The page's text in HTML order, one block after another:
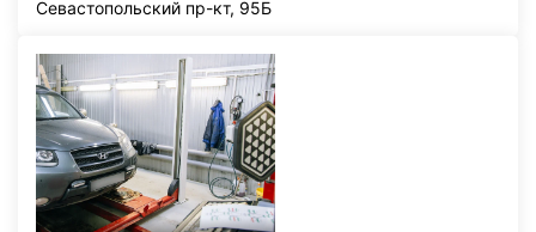
Севастопольский пр-кт, 95Б